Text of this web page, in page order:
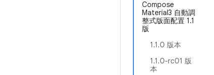
Compose
Material3 自動調
整式版面配置 1.1
版
1.1.0 版本
1.1.0-rc01 版
本